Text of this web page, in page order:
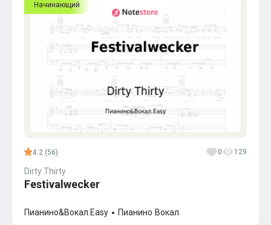
Начинающий
4.2 (56) 0 129
Dirty Thirty
Festivalwecker
Пианино&Вокал.Easy Пианино Вокал